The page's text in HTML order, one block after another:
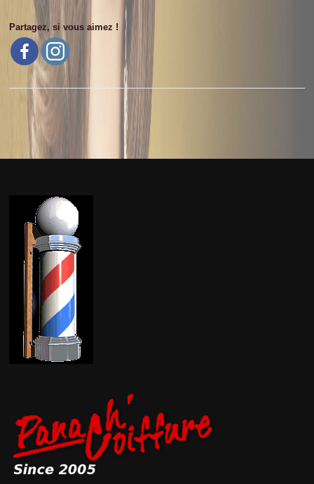
Partagez, si vous aimez !